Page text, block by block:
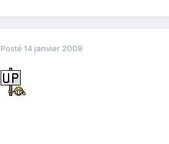
Posté 14 janvier 2008